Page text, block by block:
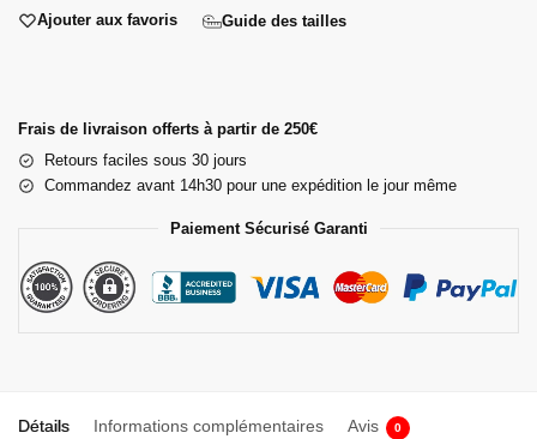
Ajouter aux favoris Guide des tailles
Frais de livraison offerts à partir de 250€
Retours faciles sous 30 jours
Commandez avant 14h30 pour une expédition le jour même
Paiement Sécurisé Garanti
Détails Informations complémentaires Avis 0